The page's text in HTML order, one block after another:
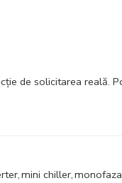
de solicitarea reală.
,mini chiller,